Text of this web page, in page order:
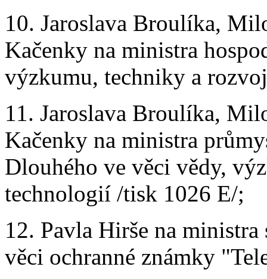
10. Jaroslava Broulíka,
Kačenky na ministra
výzkumu, techniky a
11. Jaroslava Broulíka,
Kačenky na ministra
Dlouhého ve věci vědy,
technologií /tisk 1026 E/;
12. Pavla Hirše na
věci ochranné známky